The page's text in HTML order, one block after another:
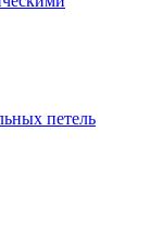
петель